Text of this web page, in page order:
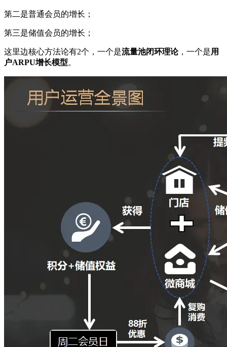
第二是普通会员的增长；
第三是储值会员的增长；
这里边核心方法论有2个，一个是流量池闭环理论，一个是用
户ARPU增长模型。